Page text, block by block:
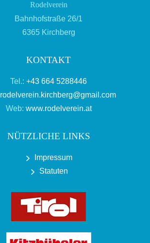
Rodelverein
Bahnhofstraße 26/1
6365 Kirchberg
KONTAKT
Tel.: +43 664 5288446
rodelverein.kirchberg@gmail.com
Web: www.rodelverein.at
NÜTZLICHE LINKS
Impressum
Statuten